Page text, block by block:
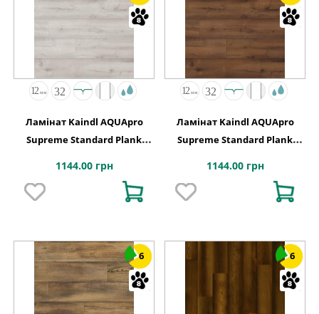
Ламінат Kaindl AQUApro
Supreme Standard Plank
1144.00 грн
Ламінат Kaindl AQUApro
Supreme Standard Plank
1144.00 грн
6 6